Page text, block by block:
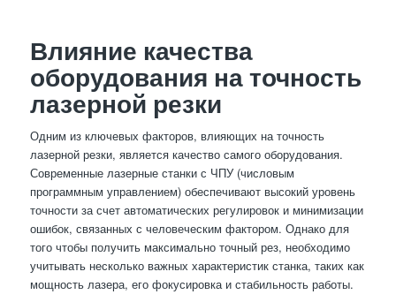
Влияние качества
оборудования на точность
лазерной резки
Одним из ключевых факторов, влияющих на точность
лазерной резки, является качество самого оборудования.
Современные лазерные станки с ЧПУ (числовым
программным управлением) обеспечивают высокий уровень
точности за счет автоматических регулировок и минимизации
ошибок, связанных с человеческим фактором. Однако для
того чтобы получить максимально точный рез, необходимо
учитывать несколько важных характеристик станка, таких как
мощность лазера, его фокусировка и стабильность работы.